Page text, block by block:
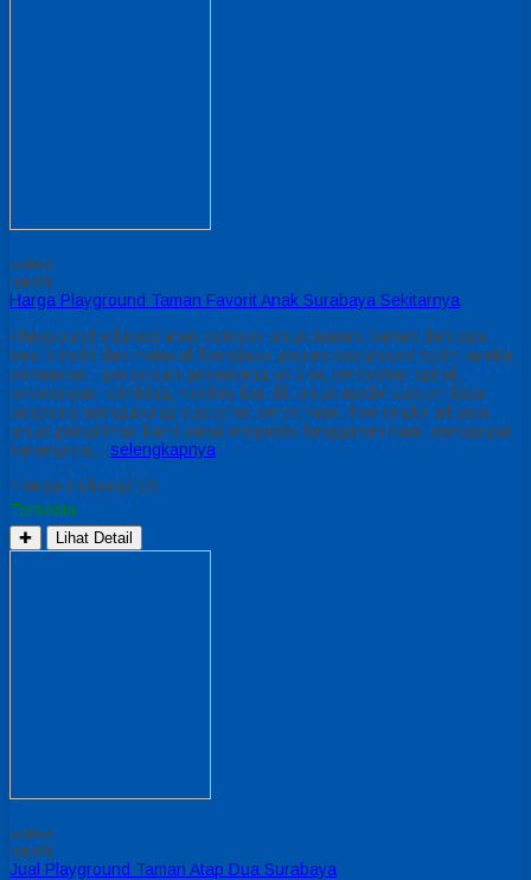
Diskon
nan%
Harga Playground Taman Favorit Anak Surabaya Sekitarnya
Playground edukasi anak outdoor untuk taman. bahan dari pipa
besi 3 inchi dan material fiberglass ukuran playground 5x8m aneka
permainan : perosotan gelombang uk 3 m, perosotan spiral,
terowongan, climbing, monkey bar dll. untuk model custom bisa
langsung mengubungi customer servic kami. free ongkir all jawa,
untuk pengiriman kami pakai ekspedisi langganan kami, mengingat
barangnya… selengkapnya
*Harga Hubungi CS
Tersedia
✚ Lihat Detail
Diskon
nan%
Jual Playground Taman Atap Dua Surabaya